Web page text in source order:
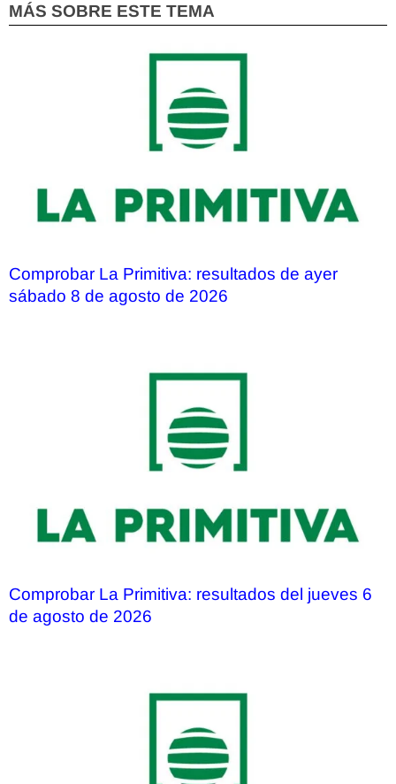
MÁS SOBRE ESTE TEMA
Comprobar La Primitiva: resultados de ayer
sábado 8 de agosto de 2026
Comprobar La Primitiva: resultados del jueves 6
de agosto de 2026